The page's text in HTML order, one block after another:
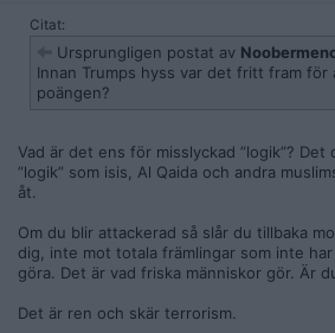
Citat:
Ursprungligen postat av
Innan Trumps hyss var det fritt fram för
poängen?
Vad är det ens för misslyckad ”logik”? Det
”logik” som isis, Al Qaida och andra
åt.
Om du blir attackerad så slår du tillbaka
dig, inte mot totala främlingar som inte
göra. Det är vad friska människor gör. Är
Det är ren och skär terrorism.